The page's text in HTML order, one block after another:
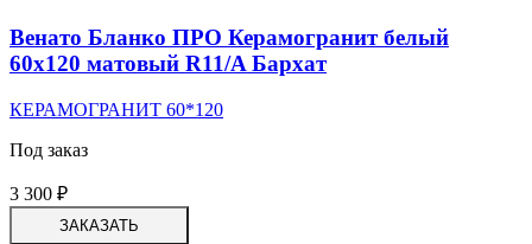
Венато Бланко ПРО Керамогранит белый
60х120 матовый R11/A Бархат
КЕРАМОГРАНИТ 60*120
Под заказ
3 300 ₽
ЗАКАЗАТЬ